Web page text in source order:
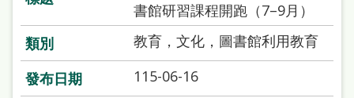
語
詞
彙
台
書館研習課程開跑（7–9月）
教育，文化，圖書館利用教育
115-06-16